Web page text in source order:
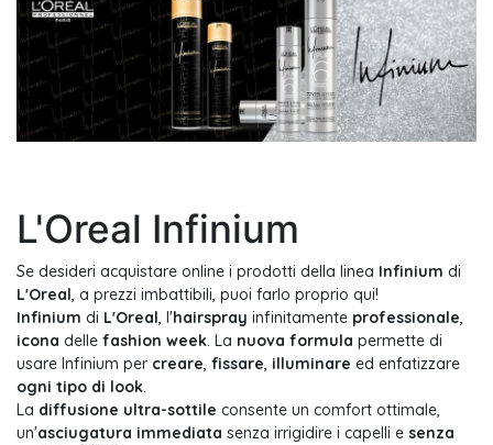
L'Oreal Infinium
Se desideri acquistare online i prodotti della linea Infinium di
L'Oreal, a prezzi imbattibili, puoi farlo proprio qui!
Infinium di L'Oreal, l'hairspray infinitamente professionale,
icona delle fashion week. La nuova formula permette di
usare Infinium per creare, fissare, illuminare ed enfatizzare
ogni tipo di look.
La diffusione ultra-sottile consente un comfort ottimale,
un'asciugatura immediata senza irrigidire i capelli e senza